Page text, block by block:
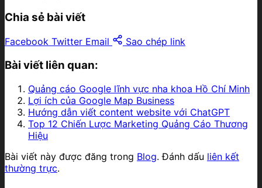
Chia sẻ bài viết
Facebook Twitter Email Sao chép link
Bài viết liên quan:
Quảng cáo Google lĩnh vực nha khoa Hồ Chí Minh
Lợi ích của Google Map Business
Hướng dẫn viết content website với ChatGPT
Top 12 Chiến Lược Marketing Quảng Cáo Thương
Hiệu
Bài viết này được đăng trong Blog. Đánh dấu liên kết
thường trực.